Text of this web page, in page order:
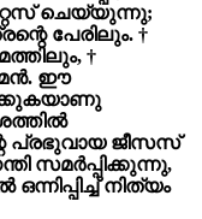
ചെയ്യുന്നു;
പേരിലും. †
†
ഈ
ജീസസ്
സമർപ്പിക്കുന്നു,
നിത്യം